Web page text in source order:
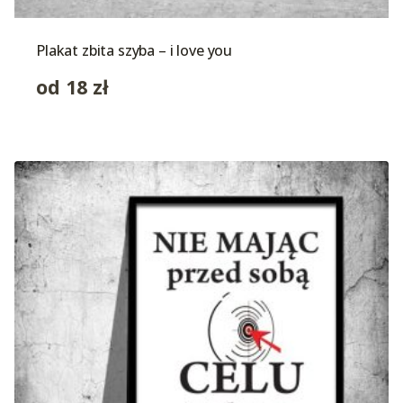
Plakat zbita szyba – i love you
od 18 zł